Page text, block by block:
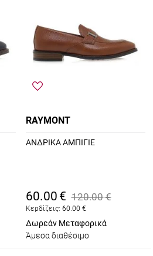
RAYMONT
ΑΝΔΡΙΚΑ ΑΜΠΙΓΙΕ
60.00 € 120.00 €
Κερδίζεις: 60.00 €
Δωρεάν Μεταφορικά
Άμεσα διαθέσιμο